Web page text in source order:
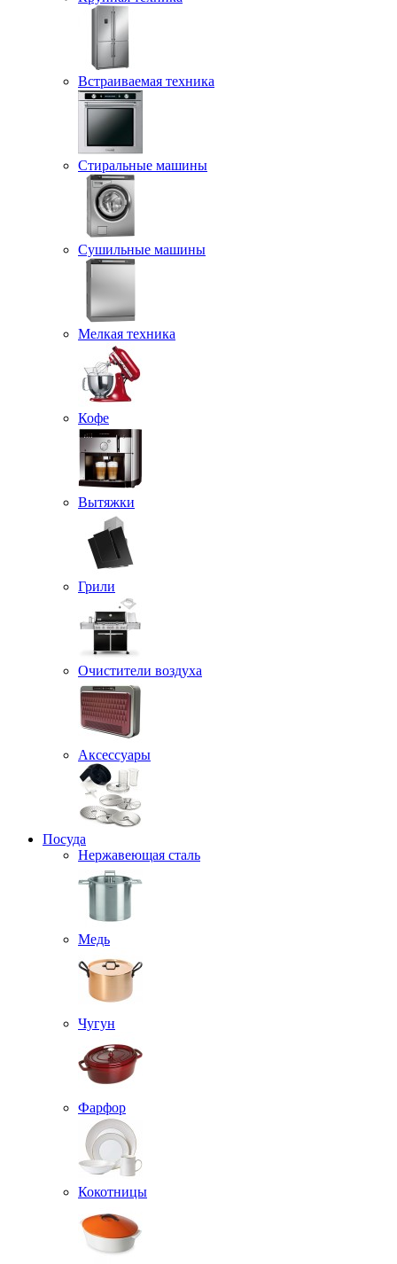
Встраиваемая техника
Стиральные машины
Сушильные машины
Мелкая техника
Кофе
Вытяжки
Грили
Очистители воздуха
Аксессуары
Посуда
Нержавеющая сталь
Медь
Чугун
Фарфор
Кокотницы